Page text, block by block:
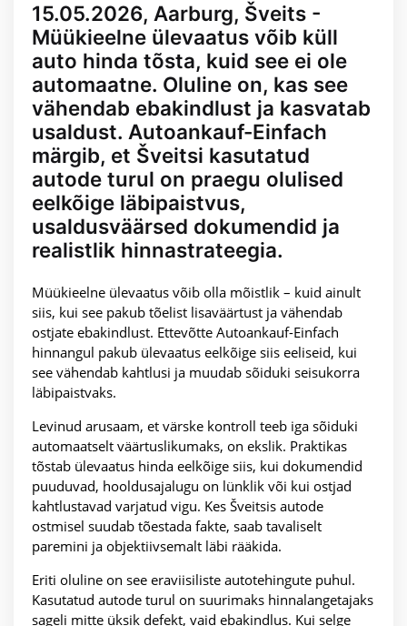
15.05.2026, Aarburg, Šveits -
Müükieelne ülevaatus võib küll
auto hinda tõsta, kuid see ei ole
automaatne. Oluline on, kas see
vähendab ebakindlust ja kasvatab
usaldust. Autoankauf-Einfach
märgib, et Šveitsi kasutatud
autode turul on praegu olulised
eelkõige läbipaistvus,
usaldusväärsed dokumendid ja
realistlik hinnastrateegia.
Müükieelne ülevaatus võib olla mõistlik – kuid ainult
siis, kui see pakub tõelist lisaväärtust ja vähendab
ostjate ebakindlust. Ettevõtte Autoankauf-Einfach
hinnangul pakub ülevaatus eelkõige siis eeliseid, kui
see vähendab kahtlusi ja muudab sõiduki seisukorra
läbipaistvaks.
Levinud arusaam, et värske kontroll teeb iga sõiduki
automaatselt väärtuslikumaks, on ekslik. Praktikas
tõstab ülevaatus hinda eelkõige siis, kui dokumendid
puuduvad, hooldusajalugu on lünklik või kui ostjad
kahtlustavad varjatud vigu. Kes Šveitsis autode
ostmisel suudab tõestada fakte, saab tavaliselt
paremini ja objektiivsemalt läbi rääkida.
Eriti oluline on see eraviisiliste autotehingute puhul.
Kasutatud autode turul on suurimaks hinnalangetajaks
sageli mitte üksik defekt, vaid ebakindlus. Kui selge